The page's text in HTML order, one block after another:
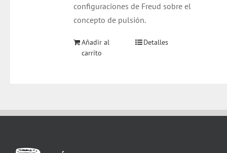
configuraciones de Freud sobre el
concepto de pulsión.
Añadir al
carrito
Detalles